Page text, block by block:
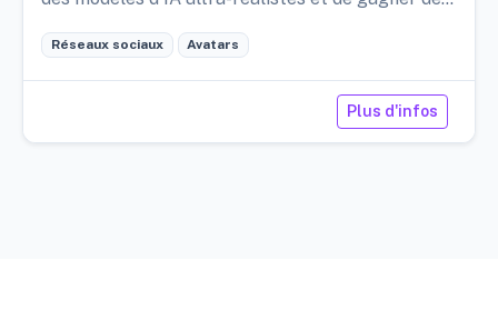
virtuels interagissent avec le public et produisent
du contenu exclusif.
Réseaux sociaux Avatars
Plus d'infos